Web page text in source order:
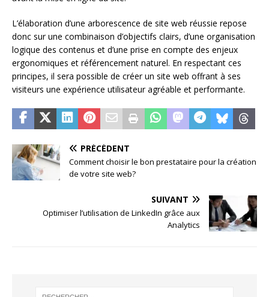
L’élaboration d’une arborescence de site web réussie repose
donc sur une combinaison d’objectifs clairs, d’une organisation
logique des contenus et d’une prise en compte des enjeux
ergonomiques et référencement naturel. En respectant ces
principes, il sera possible de créer un site web offrant à ses
visiteurs une expérience utilisateur agréable et performante.
PRÉCÉDENT
Comment choisir le bon prestataire pour la création
de votre site web?
SUIVANT
Optimiser l’utilisation de LinkedIn grâce aux
Analytics